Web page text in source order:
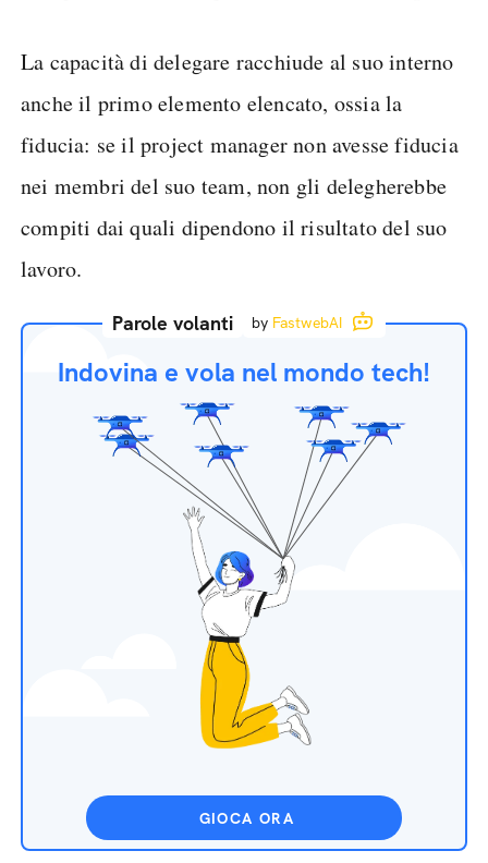
La capacità di delegare racchiude al suo interno
anche il primo elemento elencato, ossia la
fiducia: se il project manager non avesse fiducia
nei membri del suo team, non gli delegherebbe
compiti dai quali dipendono il risultato del suo
lavoro.
Parole volanti by FastwebAI
Indovina e vola nel mondo tech!
GIOCA ORA